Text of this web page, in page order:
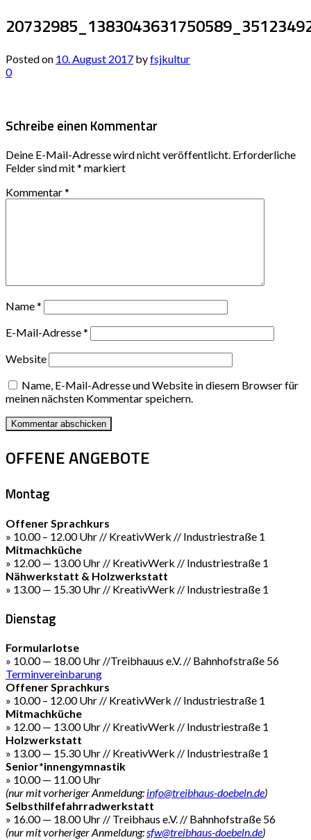
Posted on 10. August 2017 byfsjkultur
0
Schreibe einen Kommentar
Deine E-Mail-Adresse wird nicht veröffentlicht. Erforderliche
Felder sind mit* markiert
Kommentar*
Name*
E-Mail-Adresse*
Website
Name, E-Mail-Adresse und Website in diesem Browser für
meinen nächsten Kommentar speichern.
OFFENE ANGEBOTE
Montag
Offener Sprachkurs
» 10.00 – 12.00 Uhr // KreativWerk // Industriestraße 1
Mitmachküche
» 12.00 — 13.00 Uhr // KreativWerk // Industriestraße 1
Nähwerkstatt & Holzwerkstatt
» 13.00 — 15.30 Uhr // KreativWerk // Industriestraße 1
Dienstag
Formularlotse
» 10.00 — 18.00 Uhr //Treibhauus e.V. // Bahnhofstraße 56
Terminvereinbarung
Offener Sprachkurs
» 10.00 – 12.00 Uhr // KreativWerk // Industriestraße 1
Mitmachküche
» 12.00 — 13.00 Uhr // KreativWerk // Industriestraße 1
Holzwerkstatt
» 13.00 — 15.30 Uhr // KreativWerk // Industriestraße 1
Senior*innengymnastik
» 10.00 — 11.00 Uhr
(nur mit vorheriger Anmeldung: info@treibhaus-doebeln.de)
Selbsthilfefahrradwerkstatt
» 16.00 — 18.00 Uhr // Treibhaus e.V. // Bahnhofstraße 56
(nur mit vorheriger Anmeldung:sfw@treibhaus-doebeln.de)